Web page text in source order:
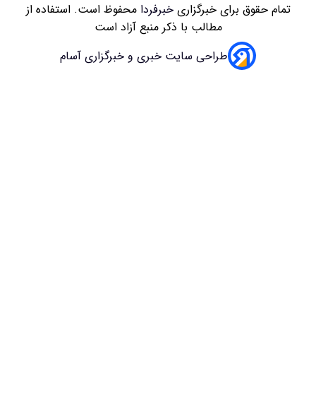
خبرفردامحفوظ است. استفاده از
با ذکر منبع آزاد است
خبری و خبرگزاری آسام